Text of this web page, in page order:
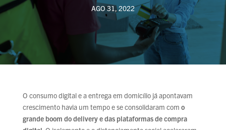
AGO 31, 2022
O consumo digital e a entrega em domicílio já apontavam
crescimento havia um tempo e se consolidaram com o
grande boom do delivery e das plataformas de compra